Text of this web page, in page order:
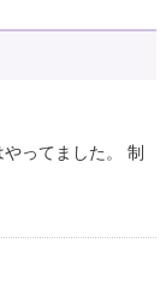
ってました。 制